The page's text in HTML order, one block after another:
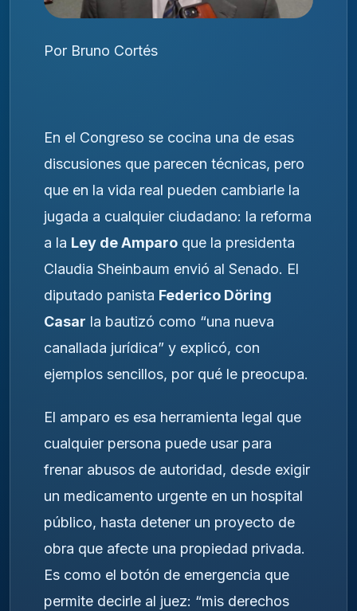
Por Bruno Cortés
En el Congreso se cocina una de esas
discusiones que parecen técnicas, pero
que en la vida real pueden cambiarle la
jugada a cualquier ciudadano: la reforma
a la Ley de Amparo que la presidenta
Claudia Sheinbaum envió al Senado. El
diputado panista Federico Döring
Casar la bautizó como “una nueva
canallada jurídica” y explicó, con
ejemplos sencillos, por qué le preocupa.
El amparo es esa herramienta legal que
cualquier persona puede usar para
frenar abusos de autoridad, desde exigir
un medicamento urgente en un hospital
público, hasta detener un proyecto de
obra que afecte una propiedad privada.
Es como el botón de emergencia que
permite decirle al juez: “mis derechos